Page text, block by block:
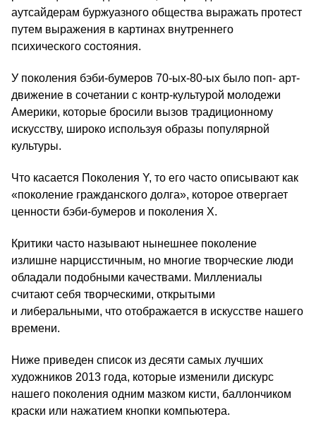
аутсайдерам буржуазного общества выражать протест
путем выражения в картинах внутреннего
психического состояния.
У поколения бэби-бумеров 70-ых-80-ых было поп- арт-
движение в сочетании с контр-культурой молодежи
Америки, которые бросили вызов традиционному
искусству, широко используя образы популярной
культуры.
Что касается Поколения Y, то его часто описывают как
«поколение гражданского долга», которое отвергает
ценности бэби-бумеров и поколения Х.
Критики часто называют нынешнее поколение
излишне нарцисстичным, но многие творческие люди
обладали подобными качествами. Миллениалы
считают себя творческими, открытыми
и либеральными, что отображается в искусстве нашего
времени.
Ниже приведен список из десяти самых лучших
художников 2013 года, которые изменили дискурс
нашего поколения одним мазком кисти, баллончиком
краски или нажатием кнопки компьютера.